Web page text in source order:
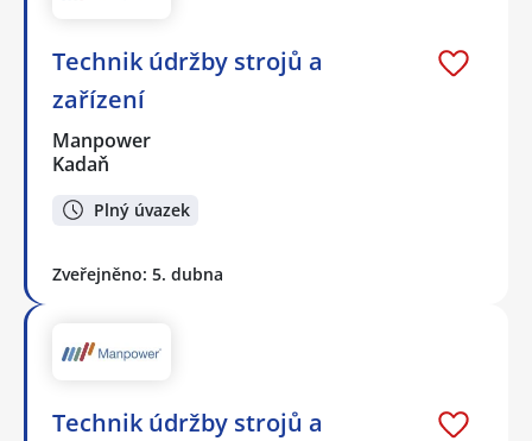
Technik údržby strojů a
zařízení
Manpower
Kadaň
Plný úvazek
Zveřejněno: 5. dubna
Technik údržby strojů a